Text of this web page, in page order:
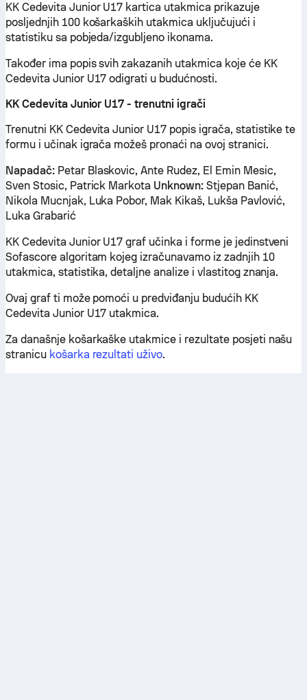
KK Cedevita Junior U17 kartica utakmica prikazuje
posljednjih 100 košarkaških utakmica uključujući i
statistiku sa pobjeda/izgubljeno ikonama.
Također ima popis svih zakazanih utakmica koje će KK
Cedevita Junior U17 odigrati u budućnosti.
KK Cedevita Junior U17 - trenutni igrači
Trenutni KK Cedevita Junior U17 popis igrača, statistike te
formu i učinak igrača možeš pronaći na ovoj stranici.
Napadač:Petar Blaskovic, Ante Rudez, El Emin Mesic,
Sven Stosic, Patrick Markota Unknown:Stjepan Banić,
Nikola Mucnjak, Luka Pobor, Mak Kikaš, Lukša Pavlović,
Luka Grabarić
KK Cedevita Junior U17 graf učinka i forme je jedinstveni
Sofascore algoritam kojeg izračunavamo iz zadnjih 10
utakmica, statistika, detaljne analize i vlastitog znanja.
Ovaj graf ti može pomoći u predviđanju budućih KK
Cedevita Junior U17 utakmica.
Za današnje košarkaške utakmice i rezultate posjeti našu
stranicu košarka rezultati uživo.